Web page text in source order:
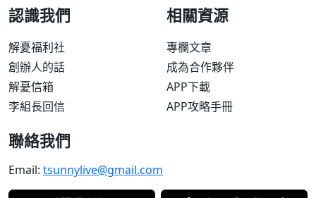
認識我們
解憂福利社
創辦人的話
解憂信箱
李組長回信
相關資源
專欄文章
成為合作夥伴
APP下載
APP攻略手冊
聯絡我們
Email: tsunnylive@gmail.com